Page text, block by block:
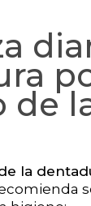
de
la